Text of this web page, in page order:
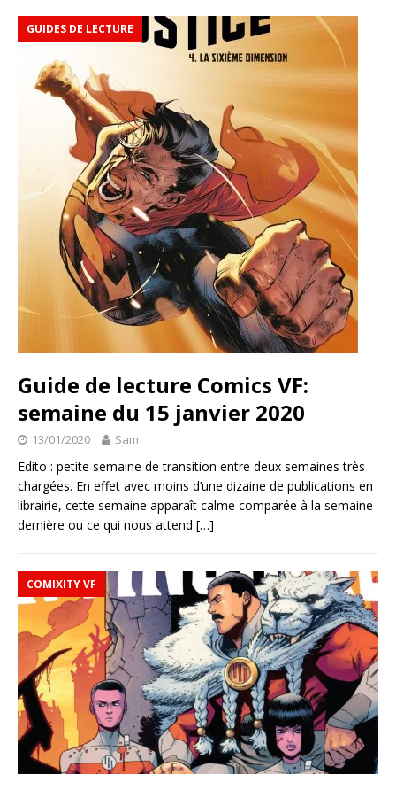
GUIDES DE LECTURE
Guide de lecture Comics VF:
semaine du 15 janvier 2020
13/01/2020 Sam
Edito : petite semaine de transition entre deux semaines très
chargées. En effet avec moins d’une dizaine de publications en
librairie, cette semaine apparaît calme comparée à la semaine
dernière ou ce qui nous attend […]
COMIXITY VF